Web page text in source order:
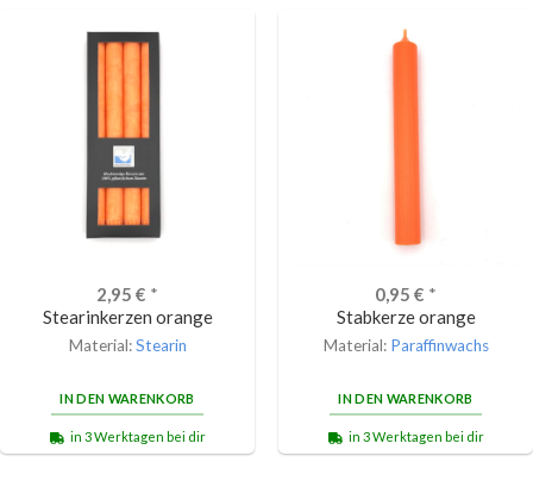
2,95 € *
Stearinkerzen orange
Material:Stearin
IN DEN WARENKORB
in 3 Werktagen bei dir
0,95 € *
Stabkerze orange
Material: Paraffinwachs
IN DEN WARENKORB
in 3 Werktagen bei dir